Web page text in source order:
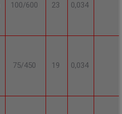
100/600 23 0,034
75/450 19 0,034